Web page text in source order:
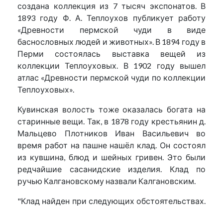
создана коллекция из 7 тысяч экспонатов. В
1893 году Ф. А. Теплоухов публикует работу
«Древности пермской чуди в виде
баснословных людей и животных». В 1894 году в
Перми состоялась выставка вещей из
коллекции Теплоуховых. В 1902 году вышел
атлас «Древности пермской чуди по коллекции
Теплоуховых».
Кувинская волость тоже оказалась богата на
старинные вещи. Так, в 1878 году крестьянин д.
Мальцево Плотников Иван Васильевич во
время работ на пашне нашёл клад. Он состоял
из кувшина, блюд и шейных гривен. Это были
редчайшие сасанидские изделия. Клад по
ручью Калгановскому назвали Калгановским.
"Клад найден при следующих обстоятельствах.